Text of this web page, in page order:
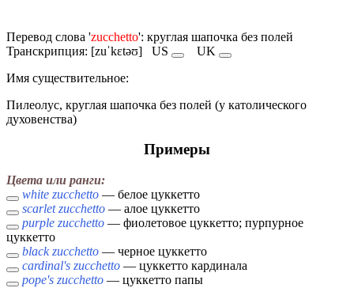
Перевод слова 'zucchetto': круглая шапочка без полей
Транскрипция: [zuˈkɛtəʊ] US
UK
Имя cуществительное:
Пилеолус, круглая шапочка без полей (у католического
духовенства)
Примеры
Цвета или ранги:
white zucchetto — белое цуккетто
scarlet zucchetto — алое цуккетто
purple zucchetto — фиолетовое цуккетто; пурпурное
цуккетто
black zucchetto — черное цуккетто
cardinal's zucchetto — цуккетто кардинала
pope's zucchetto — цуккетто папы